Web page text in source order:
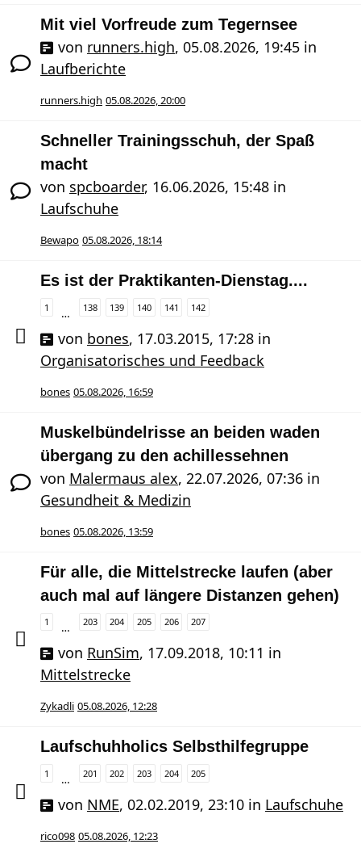
Mit viel Vorfreude zum Tegernsee
von runners.high, 05.08.2026, 19:45 in
Laufberichte
runners.high 05.08.2026, 20:00
Schneller Trainingsschuh, der Spaß
macht
von spcboarder, 16.06.2026, 15:48 in
Laufschuhe
Bewapo 05.08.2026, 18:14
Es ist der Praktikanten-Dienstag....
1 … 138 139 140 141 142
von bones, 17.03.2015, 17:28 in
Organisatorisches und Feedback
bones 05.08.2026, 16:59
Muskelbündelrisse an beiden waden
übergang zu den achillessehnen
von Malermaus alex, 22.07.2026, 07:36 in
Gesundheit & Medizin
bones 05.08.2026, 13:59
Für alle, die Mittelstrecke laufen (aber
auch mal auf längere Distanzen gehen)
1 … 203 204 205 206 207
von RunSim, 17.09.2018, 10:11 in
Mittelstrecke
Zykadli 05.08.2026, 12:28
Laufschuhholics Selbsthilfegruppe
1 … 201 202 203 204 205
von NME, 02.02.2019, 23:10 in Laufschuhe
rico098 05.08.2026, 12:23